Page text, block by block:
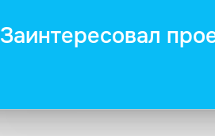
Заинтересовал